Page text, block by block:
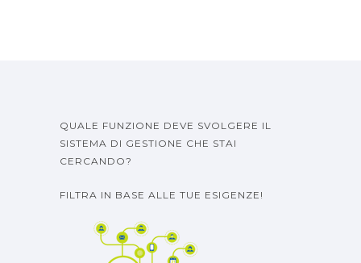
QUALE FUNZIONE DEVE SVOLGERE IL
SISTEMA DI GESTIONE CHE STAI
CERCANDO?
FILTRA IN BASE ALLE TUE ESIGENZE!